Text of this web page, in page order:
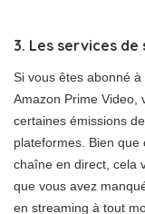
3. Les services
Si vous êtes abonné
Amazon Prime Video,
certaines émissions
plateformes. Bien
chaîne en direct, cela
que vous avez
en streaming à tout